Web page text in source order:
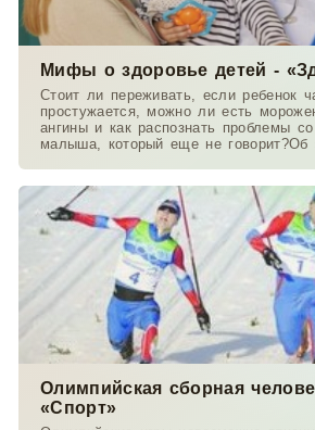
Мифы о здоровье детей -
Стоит ли переживать, если ребенок
простужается, можно ли есть
ангины и как распознать проблемы
малыша, который еще не говорит?Об
Олимпийская сборная
«Спорт»